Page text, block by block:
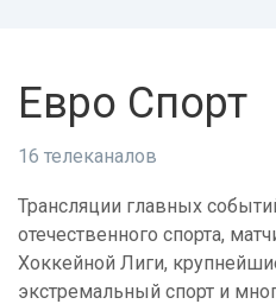
Евро Спорт
16 телеканалов
Трансляции главных
отечественного спорта,
Хоккейной Лиги,
экстремальный спорт и